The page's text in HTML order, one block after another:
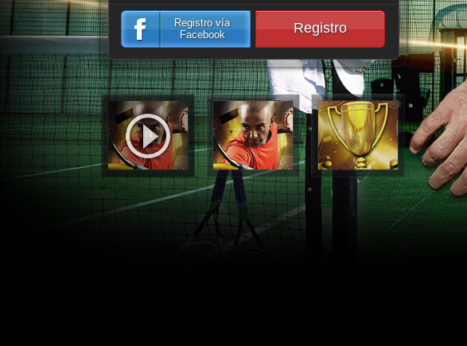
Registro vía
Facebook
Registro